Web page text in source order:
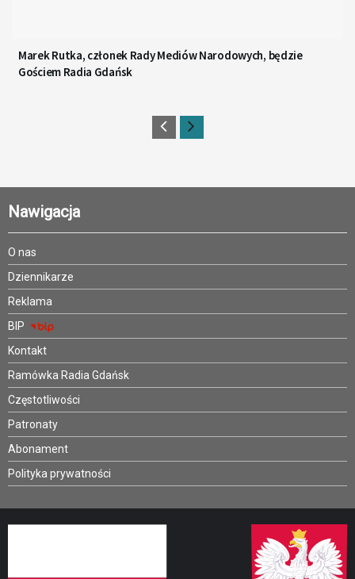
Marek Rutka, członek Rady Mediów Narodowych, będzie
Gościem Radia Gdańsk
Nawigacja
O nas
Dziennikarze
Reklama
BIP
Kontakt
Ramówka Radia Gdańsk
Częstotliwości
Patronaty
Abonament
Polityka prywatności